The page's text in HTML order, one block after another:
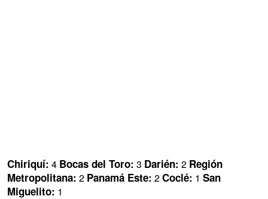
Chiriquí: 4 Bocas del Toro: 3 Darién: 2 Región
Metropolitana: 2 Panamá Este: 2Coclé: 1 San
Miguelito: 1